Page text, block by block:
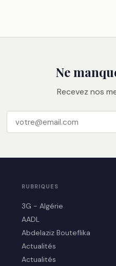
Ne
Recevez nos
RUBRIQUES
3G - Algérie
AADL
Abdelaziz Bouteflika
Actualités
Actualités